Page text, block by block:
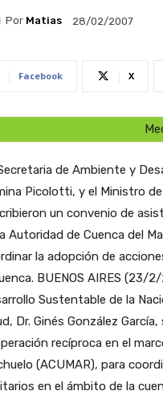
Por Matias 28/02/2007
Facebook X
de Ambiente y
Picolotti, y el Ministro de
un convenio de
Autoridad de Cuenca del
la adopción de
BUENOS AIRES (23/
Sustentable de la
Dr. Ginés González
recíproca en el
(ACUMAR), para
en el ámbito de la